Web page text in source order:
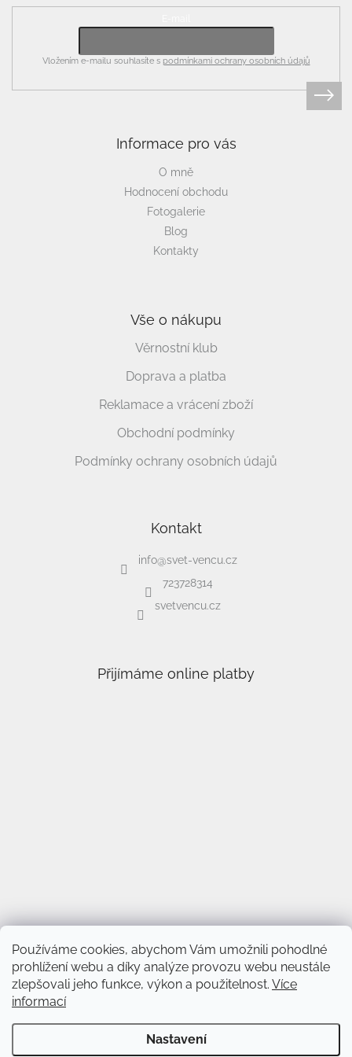
Používáme cookies, abychom Vám umožnili pohodlné
prohlížení webu a díky analýze provozu webu neustále
zlepšovali jeho funkce, výkon a použitelnost. Více
informací
Nastavení
Vložením e-mailu souhlasíte s podmínkami ochrany osobních údajů
Informace pro vás
O mně
Hodnocení obchodu
Fotogalerie
Blog
Kontakty
Vše o nákupu
Věrnostní klub
Doprava a platba
Reklamace a vrácení zboží
Obchodní podmínky
Podmínky ochrany osobních údajů
Kontakt
info@svet-vencu.cz
723728314
svetvencu.cz
Přijímáme online platby
Vytvořil Shoptet